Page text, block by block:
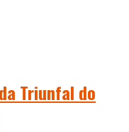
Triunfal do